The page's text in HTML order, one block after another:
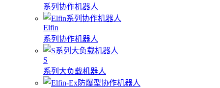
系列协作机器人
Elfin
系列协作机器人
S
系列大负载机器人